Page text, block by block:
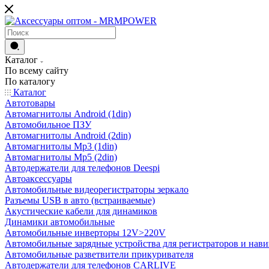
Каталог
По всему сайту
По каталогу
Каталог
Автотовары
Автомагнитолы Android (1din)
Автомобильное ПЗУ
Автомагнитолы Android (2din)
Автомагнитолы Mp3 (1din)
Автомагнитолы Mp5 (2din)
Автодержатели для телефонов Deespi
Автоаксессуары
Автомобильные видеорегистраторы зеркало
Разъемы USB в авто (встраиваемые)
Акустические кабели для динамиков
Динамики автомобильные
Автомобильные инверторы 12V>220V
Автомобильные зарядные устройства для регистраторов и
Автомобильные разветвители прикуривателя
Автодержатели для телефонов CARLIVE